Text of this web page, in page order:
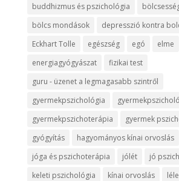
buddhizmus és pszichológia
bölcs mondások
depresszió kontra
Eckhart Tolle
egészség egó
elme
energiagyógyászat
fizikai test
guru - üzenet a legmagasabb szintről
gyermekpszichológia
gyermekpszichoterápia
gyermek
gyógyítás
hagyományos kínai orvoslás
jóga és pszichoterápia
jólét
jó
keleti pszichológia
kínai orvoslás